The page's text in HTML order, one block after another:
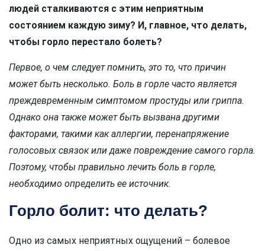
людей сталкиваются с этим неприятным
состоянием каждую зиму? И, главное, что делать,
чтобы горло перестало болеть?
Первое, о чем следует помнить, это то, что причин
может быть несколько. Боль в горле часто является
преждевременным симптомом простуды или гриппа.
Однако она также может быть вызвана другими
факторами, такими как аллергии, перенапряжение
голосовых связок или даже повреждение самого горла.
Поэтому, чтобы правильно лечить боль в горле,
необходимо определить ее источник.
Горло болит: что делать?
Одно из самых неприятных ощущений – болевое